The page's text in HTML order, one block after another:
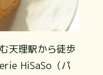
天理駅から徒歩
HiSaSo（パ